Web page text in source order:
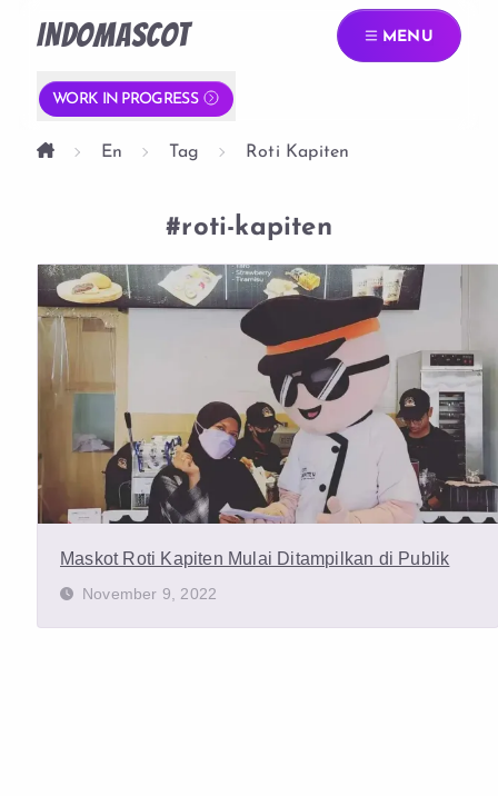
INDOMASCOT MENU
WORK IN PROGRESS
En Tag Roti Kapiten
#roti-kapiten
Maskot Roti Kapiten Mulai Ditampilkan di Publik
November 9, 2022